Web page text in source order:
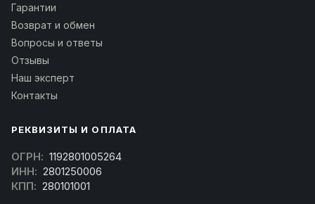
Гарантии
Возврат и обмен
Вопросы и ответы
Отзывы
Наш эксперт
Контакты
РЕКВИЗИТЫ И ОПЛАТА
ОГРН: 1192801005264
ИНН: 2801250006
КПП: 280101001